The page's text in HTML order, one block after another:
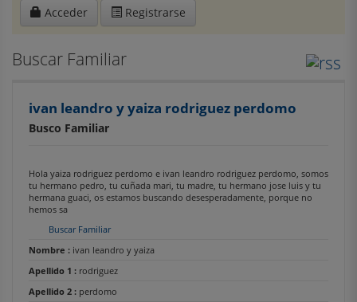
Acceder Registrarse
Buscar Familiar
ivan leandro y yaiza rodriguez perdomo
Busco Familiar
Hola yaiza rodriguez perdomo e ivan leandro rodriguez perdomo, somos
tu hermano pedro, tu cuñada mari, tu madre, tu hermano jose luis y tu
hermana guaci, os estamos buscando desesperadamente, porque no
hemos sa
Buscar Familiar
Nombre : ivan leandro y yaiza
Apellido 1 : rodriguez
Apellido 2 : perdomo